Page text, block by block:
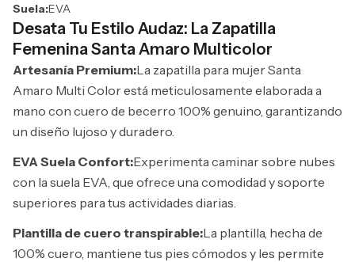
Suela:EVA
Desata Tu Estilo Audaz: La Zapatilla
Femenina Santa Amaro Multicolor
Artesanía Premium:La zapatilla para mujer Santa
Amaro Multi Color está meticulosamente elaborada a
mano con cuero de becerro 100% genuino, garantizando
un diseño lujoso y duradero.
EVA Suela Confort:Experimenta caminar sobre nubes
con la suela EVA, que ofrece una comodidad y soporte
superiores para tus actividades diarias.
Plantilla de cuero transpirable:La plantilla, hecha de
100% cuero, mantiene tus pies cómodos y les permite